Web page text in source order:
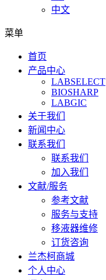
中文
菜单
首页
产品中心
LABSELECT
BIOSHARP
LABGIC
关于我们
新闻中心
联系我们
联系我们
加入我们
文献/服务
参考文献
服务与支持
移液器维修
订货咨询
兰杰柯商城
个人中心